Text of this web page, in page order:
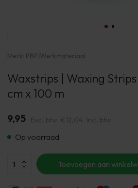
Merk: PBP|Werkmateriaal
Waxstrips | Waxing
cm x 100 m
9,95 Excl. btw €12,04 Incl. btw
Op voorraad
Toevoegen aan